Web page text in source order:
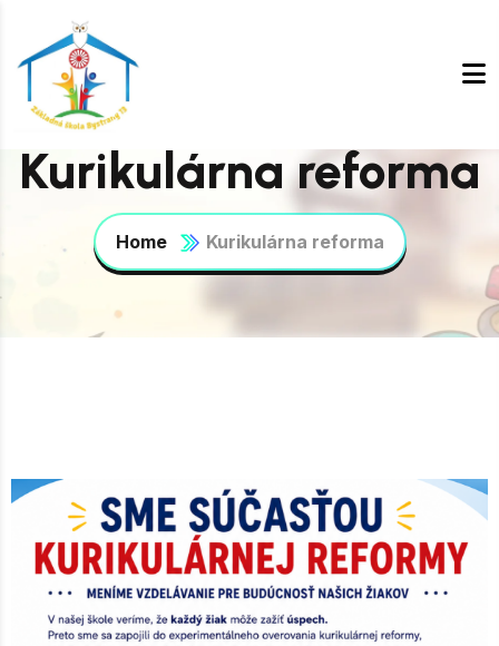
Kurikulárna reforma
Home Kurikulárna reforma